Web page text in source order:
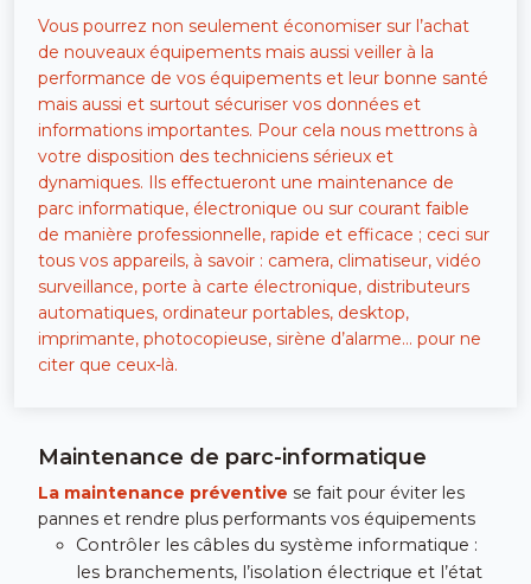
Vous pourrez non seulement économiser sur l’achat
de nouveaux équipements mais aussi veiller à la
performance de vos équipements et leur bonne santé
mais aussi et surtout sécuriser vos données et
informations importantes. Pour cela nous mettrons à
votre disposition des techniciens sérieux et
dynamiques. Ils effectueront une maintenance de
parc informatique, électronique ou sur courant faible
de manière professionnelle, rapide et efficace ; ceci sur
tous vos appareils, à savoir : camera, climatiseur, vidéo
surveillance, porte à carte électronique, distributeurs
automatiques, ordinateur portables, desktop,
imprimante, photocopieuse, sirène d’alarme… pour ne
citer que ceux-là.
Maintenance de parc-informatique
La maintenance préventive se fait pour éviter les
pannes et rendre plus performants vos équipements
Contrôler les câbles du système informatique :
les branchements, l’isolation électrique et l’état